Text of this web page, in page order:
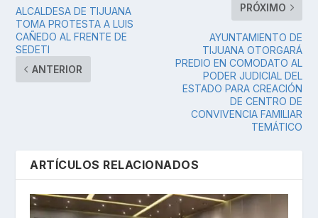
ALCALDESA DE TIJUANA
TOMA PROTESTA A LUIS
CAÑEDO AL FRENTE DE
SEDETI
ANTERIOR
PRÓXIMO
AYUNTAMIENTO DE
TIJUANA OTORGARÁ
PREDIO EN COMODATO AL
PODER JUDICIAL DEL
ESTADO PARA CREACIÓN
DE CENTRO DE
CONVIVENCIA FAMILIAR
TEMÁTICO
ARTÍCULOS RELACIONADOS